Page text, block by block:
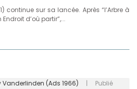
continue sur sa lancée. Après “l’Arbre à
d’où partir”,...
Vanderlinden (Ads 1966) | Publié